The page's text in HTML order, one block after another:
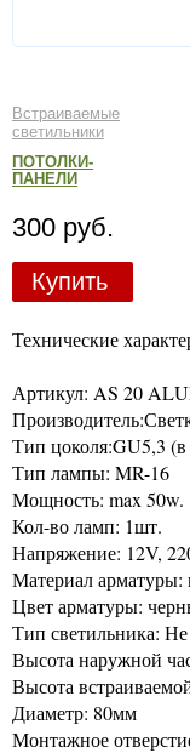
Встраиваемые
светильники
ПОТОЛКИ-
ПАНЕЛИ
300 руб.
Купить
Технические
Артикул: AS 20
Тип цоколя:GU5,3 (в
Тип лампы: MR-16
Мощность: max 50w.
Кол-во ламп: 1шт.
Напряжение: 12V,
Материал арматуры:
Цвет арматуры:
Тип светильника:
Высота наружной
Высота
Диаметр: 80мм
Монтажное